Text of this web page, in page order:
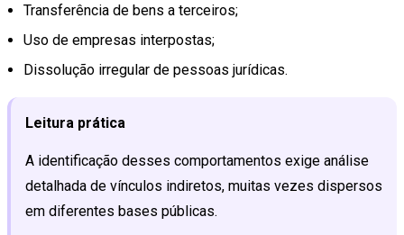
Transferência de bens a terceiros;
Uso de empresas interpostas;
Dissolução irregular de pessoas jurídicas.
Leitura prática
A identificação desses comportamentos exige análise
detalhada de vínculos indiretos, muitas vezes dispersos
em diferentes bases públicas.